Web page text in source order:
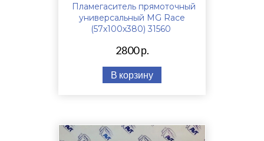
Пламегаситель прямоточный
универсальный MG Race
(57x100x380) 31560
2800 р.
В корзину